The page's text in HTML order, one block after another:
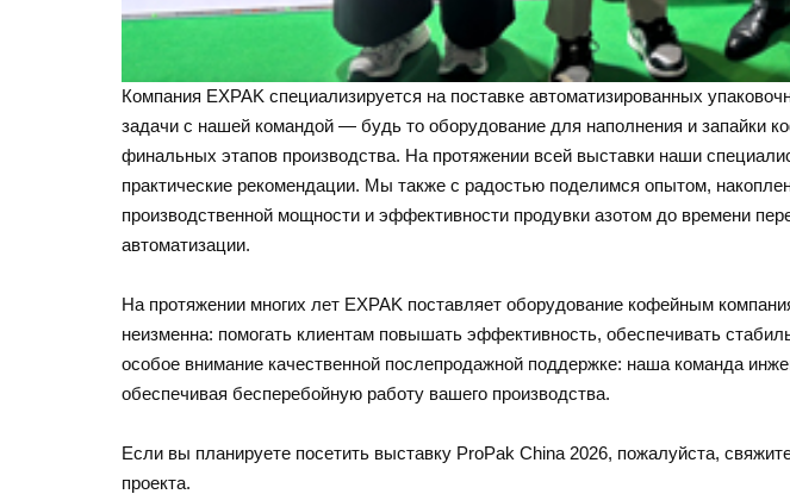
Компания EXPAK специализируется на поставке автоматизированных
задачи с нашей командой — будь то оборудование для наполнения и запайки
финальных этапов производства. На протяжении всей выставки наши
практические рекомендации. Мы также с радостью поделимся опытом,
производственной мощности и эффективности продувки азотом до времени
автоматизации.
На протяжении многих лет EXPAK поставляет оборудование кофейным
неизменна: помогать клиентам повышать эффективность, обеспечивать
особое внимание качественной послепродажной поддержке: наша команда
обеспечивая бесперебойную работу вашего производства.
Если вы планируете посетить выставку ProPak China 2026, пожалуйста,
проекта.